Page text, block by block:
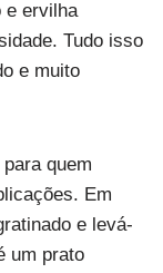
e ervilha
Tudo isso
e muito
quem
Em
e levá-
um prato